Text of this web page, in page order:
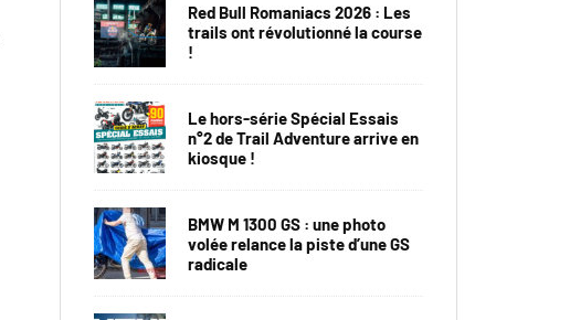
Red Bull Romaniacs 2026 : Les
trails ont révolutionné la course
!
Le hors-série Spécial Essais
n°2 de Trail Adventure arrive en
kiosque !
BMW M 1300 GS : une photo
volée relance la piste d’une GS
radicale